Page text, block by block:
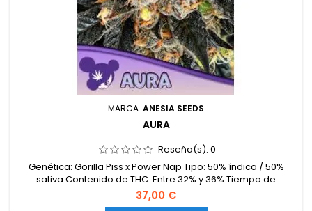
MARCA: ANESIA SEEDS
AURA
Reseña(s): 0
Genética: Gorilla Piss x Power Nap Tipo: 50% índica / 50%
sativa Contenido de THC: Entre 32% y 36% Tiempo de
floración: 65-70 días en interior Producción en interior: Hasta
650 g/m² Producción en exterior: 900-1200 g/planta
37,00 €